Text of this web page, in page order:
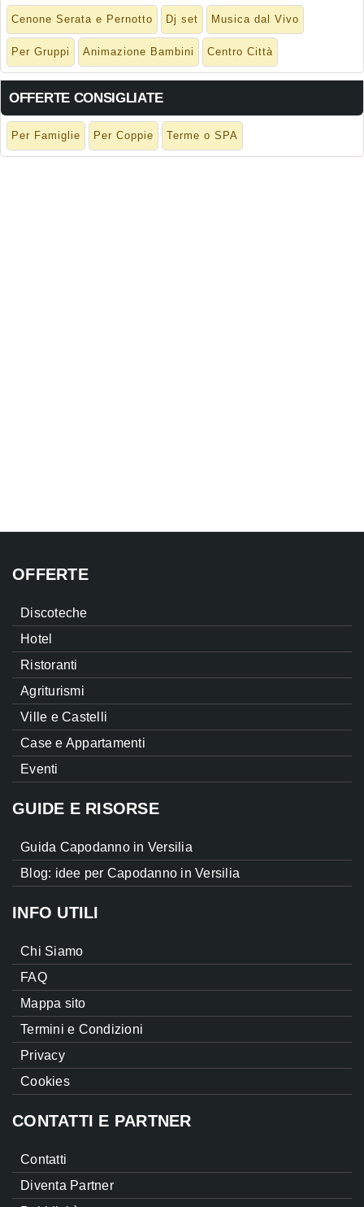
Cenone Serata e Pernotto Dj set Musica dal Vivo
Per Gruppi Animazione Bambini Centro Città
OFFERTE CONSIGLIATE
Per Famiglie Per Coppie Terme o SPA
OFFERTE
Discoteche
Hotel
Ristoranti
Agriturismi
Ville e Castelli
Case e Appartamenti
Eventi
GUIDE E RISORSE
Guida Capodanno in Versilia
Blog: idee per Capodanno in Versilia
INFO UTILI
Chi Siamo
FAQ
Mappa sito
Termini e Condizioni
Privacy
Cookies
CONTATTI E PARTNER
Contatti
Diventa Partner